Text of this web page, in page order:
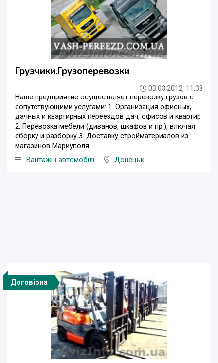
Грузчики.Грузоперевозки
03.03.2012, 11:38
Наше предприятие осуществляет перевозку грузов с
сопутствующими услугами: 1. Организация офисных,
дачных и квартирных переездов дач, офисов и квартир
2. Перевозка мебели (диванов, шкафов и пр.), влючая
сборку и разборку 3. Доставку стройматериалов из
магазинов Мариуполя ...
Вантажні автомобілі
Донецьк
Договірна